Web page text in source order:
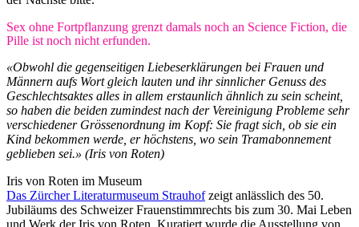
Sex ohne Fortpflanzung grenzt damals noch an Science Fiction, die
Pille ist noch nicht erfunden.
«Obwohl die gegenseitigen Liebeserklärungen bei Frauen und
Männern aufs Wort gleich lauten und ihr sinnlicher Genuss des
Geschlechtsaktes alles in allem erstaunlich ähnlich zu sein scheint,
so haben die beiden zumindest nach der Vereinigung Probleme sehr
verschiedener Grössenordnung im Kopf: Sie fragt sich, ob sie ein
Kind bekommen werde, er höchstens, wo sein Tramabonnement
geblieben sei.» (Iris von Roten)
Iris von Roten im Museum
Das Zürcher Literaturmuseum Strauhofzeigt anlässlich des 50.
Jubiläums des Schweizer Frauenstimmrechts bis zum 30. Mai Leben
und Werk der Iris von Roten. Kuratiert wurde die Ausstellung von